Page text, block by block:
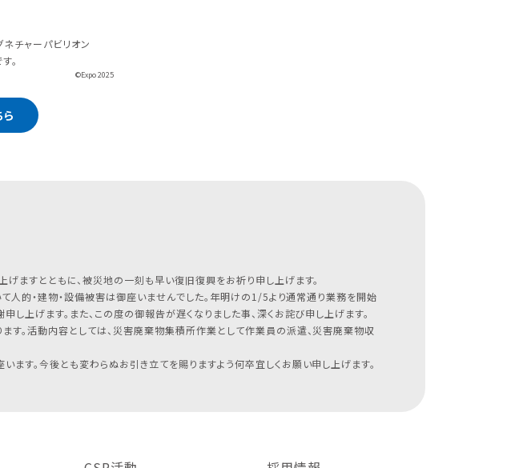
チャーパビリオン
。
©Expo 2025
ますとともに、被災地の一刻も早い復旧復興をお祈り申し上げます。
人的・建物・設備被害は御座いませんでした。年明けの1/5より通常通り業務を開始
上げます。また、この度の御報告が遅くなりました事、深くお詫び申し上げます。
。活動内容としては、災害廃棄物集積所作業として作業員の派遣、災害廃棄物収
す。今後とも変わらぬお引き立てを賜りますよう何卒宜しくお願い申し上げます。